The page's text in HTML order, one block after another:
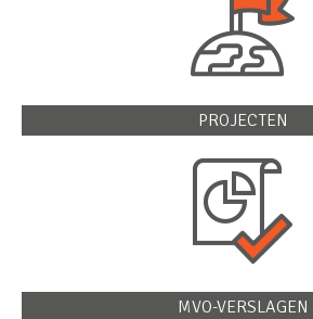
PROJECTEN
MVO-VERSLAGEN